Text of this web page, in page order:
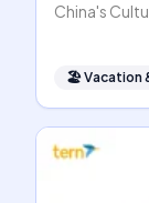
China's
🏖Vacation